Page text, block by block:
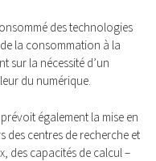
des technologies
la consommation à la
sur la nécessité d’un
du numérique.
également la mise en
des centres de recherche et
des capacités de calcul –